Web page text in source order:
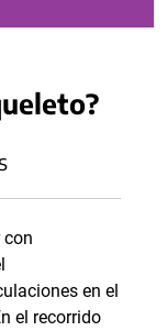
con
en el
el recorrido